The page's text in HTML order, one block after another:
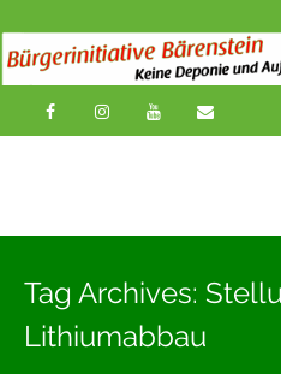
News
Tag Archives:
Lithiumabbau